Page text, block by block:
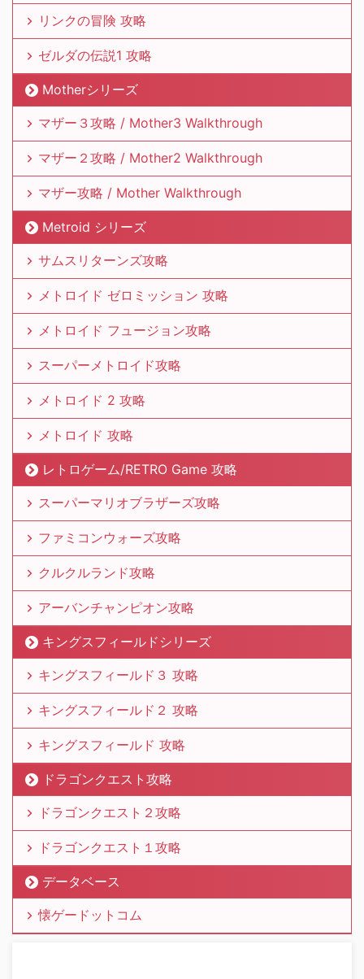
リンクの冒険 攻略
ゼルダの伝説1 攻略
Motherシリーズ
マザー３攻略 / Mother3 Walkthrough
マザー２攻略 / Mother2 Walkthrough
マザー攻略 / Mother Walkthrough
Metroid シリーズ
サムスリターンズ攻略
メトロイド ゼロミッション 攻略
メトロイド フュージョン攻略
スーパーメトロイド攻略
メトロイド 2 攻略
メトロイド 攻略
レトロゲーム/RETRO Game 攻略
スーパーマリオブラザーズ攻略
ファミコンウォーズ攻略
クルクルランド攻略
アーバンチャンピオン攻略
キングスフィールドシリーズ
キングスフィールド３ 攻略
キングスフィールド２ 攻略
キングスフィールド 攻略
ドラゴンクエスト攻略
ドラゴンクエスト２攻略
ドラゴンクエスト１攻略
データベース
懐ゲードットコム